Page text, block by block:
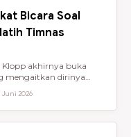
Bicara Soal
Timnas
akhirnya buka
mengaitkan dirinya
Juni 2026